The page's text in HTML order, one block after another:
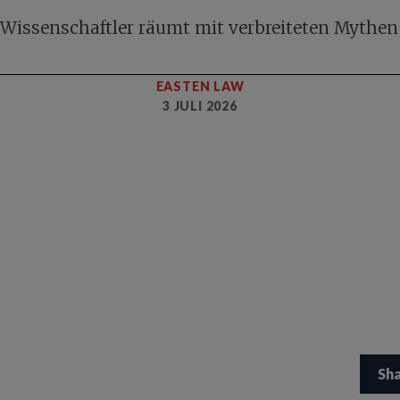
räumt mit verbreiteten Mythen
EASTEN LAW
3 JULI 2026